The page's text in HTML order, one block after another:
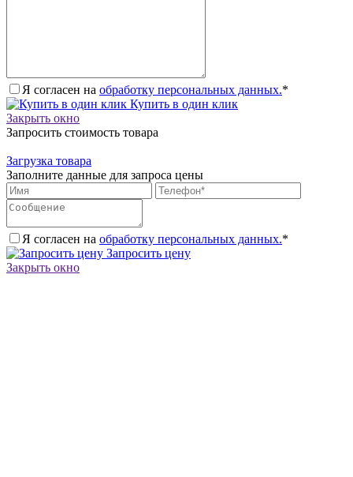
Я согласен на обработку персональных данных.*
Купить в один клик
Закрыть окно
Запросить стоимость товара
Загрузка товара
Заполните данные для запроса цены
Я согласен на обработку персональных данных.*
Запросить цену
Закрыть окно